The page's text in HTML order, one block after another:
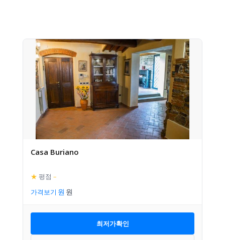
Casa Buriano
★ 평점 –
가격보기
최저가확인